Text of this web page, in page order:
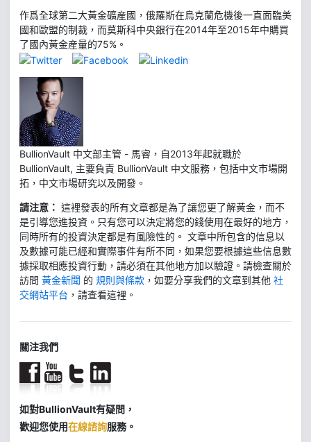
作爲全球第二大黃金礦産國，俄羅斯在烏克蘭危機後一直面臨美
國和歐盟的制裁，而莫斯科中央銀行在2014年至2015年中購買
了國內黃金産量的75%。
BullionVault 中文部主管 - 馬睿，自2013年起就職於
BullionVault, 主要負責 BullionVault 中文服務，包括中文市場開
拓，中文市場研究以及開發。
請注意： 這裡發表的所有文章都是為了讓您更了解黃金，而不
是引導您進投資。只有您可以決定將您的錢使用在最好的地方，
同時所有的投資決定都是有風險性的。 文章中所包含的信息以
及數據可能已經和實際事件有所不同，如果您要根據這些信息數
據採取相應投資行動，請必須在其他地方加以驗證。請檢查關於
訪問 黃金新聞 的 規則與條款 ，如要分享我們的文章到其他 社
交網站平台 ，請查看這裡。
關注我們
如對BullionVault有疑問，
歡迎您使用在線諮詢服務。